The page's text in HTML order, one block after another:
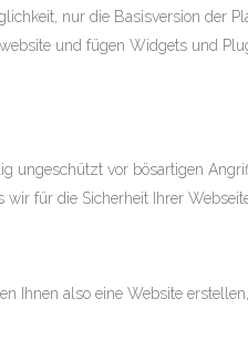
nur die Basisversion der
und fügen Widgets und
ungeschützt vor bösartigen
für die Sicherheit Ihrer
Ihnen also eine Website